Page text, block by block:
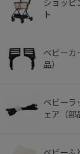
ショッピ
ト
ベビーカ
品）
ベビーラ
ェア（部